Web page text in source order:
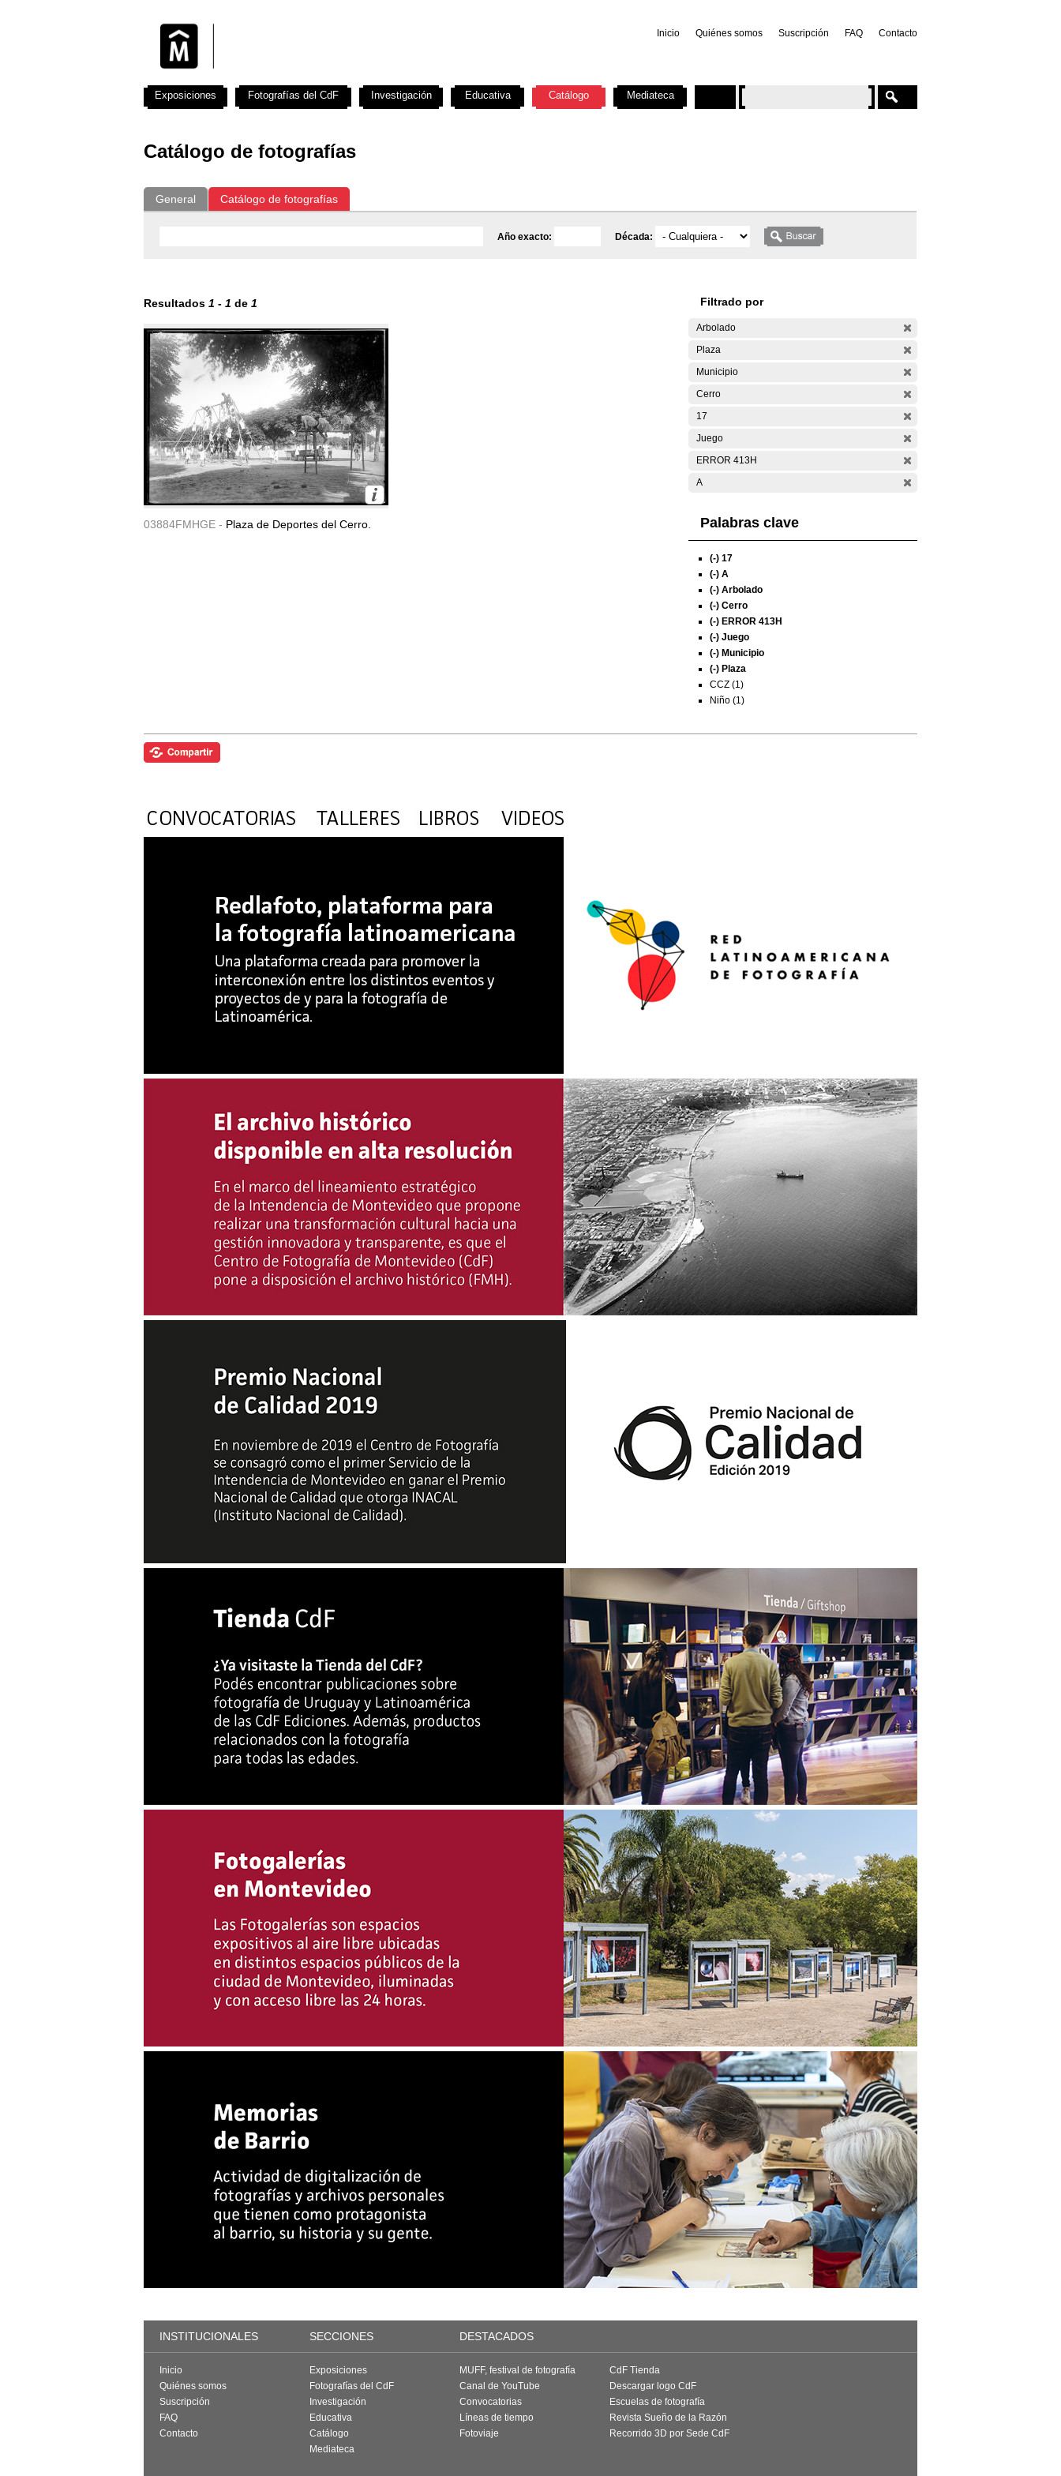
Inicio Quiénes somos Suscripción FAQ Contacto
Catálogo de fotografías
General Catálogo de fotografías
Año exacto: Década:
Resultados 1 - 1 de 1
03884FMHGE - Plaza de Deportes del Cerro.
Filtrado por
Arbolado
Plaza
Municipio
Cerro
17
Juego
ERROR 413H
A
Palabras clave
(-) 17
(-) A
(-) Arbolado
(-) Cerro
(-) ERROR 413H
(-) Juego
(-) Municipio
(-) Plaza
CCZ (1)
Niño (1)
Exposiciones Fotografías del CdF Investigación Educativa Catálogo Mediateca
INSTITUCIONALES SECCIONES DESTACADOS
Inicio
Quiénes somos
Suscripción
FAQ
Contacto
Exposiciones
Fotografías del CdF
Investigación
Educativa
Catálogo
Mediateca
MUFF, festival de fotografía
Canal de YouTube
Convocatorias
Líneas de tiempo
Fotoviaje
CdF Tienda
Descargar logo CdF
Escuelas de fotografía
Revista Sueño de la Razón
Recorrido 3D por Sede CdF